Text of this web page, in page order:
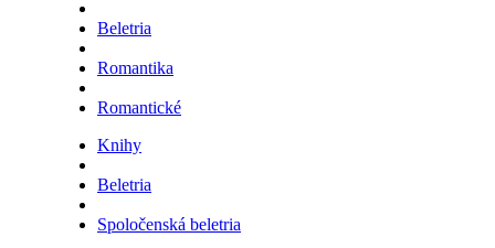
Beletria
Romantika
Romantické
Knihy
Beletria
Spoločenská beletria